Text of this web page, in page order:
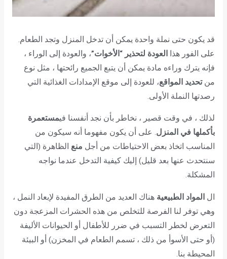
قد يكون حتى نملة واحدة يمكن أن تدخل المنزل وتجد الطعام.
على الفور هذا
العودة لتحذير “الأخوات”، والعودة إلى الوراء ،
فإنه يترك وراءه مادة يمكن أن يتبع الجميع رائحتها ، مثل نوع
منتحديد المواقع، للعودة إلى موقع الإمدادات الغذائية التي
رصدتها النملة الأولى.
لذلك ، في وقت قصير ، نخاطر بأن نجد أنفسنا فيمستعمرة
بأكملها في المنزل. على أن يكون مفهوما أنه سيكون من
المناسب اتخاذ بعض الاحتياطات من أجل منع الظاهرة (التي
سنتحدث عنها بعد قليل) إليك كيفية التدخل عندما نواجه
المشكلة.
ال المواد الطبيعية هناك العديد من الطرق المفيدة لإبعاد النمل ،
وهي توفر لنا الفرصة للتخلص من هذه الحشرات المزعجة دون
التعرض لخطر التسبب في ضرر للأطفال أو الحيوانات الأليفة
(أو حتى الأسوأ من ذلك ، تسمم الطعام في المخزن) أو البيئة
المحيطة بنا.